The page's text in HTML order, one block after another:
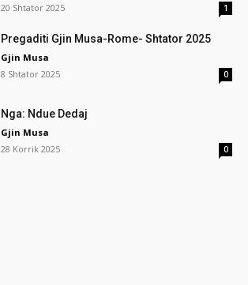
20 Shtator 2025
1
Pregaditi Gjin Musa-Rome- Shtator 2025
Gjin Musa
8 Shtator 2025
0
Nga: Ndue Dedaj
Gjin Musa
28 Korrik 2025
0